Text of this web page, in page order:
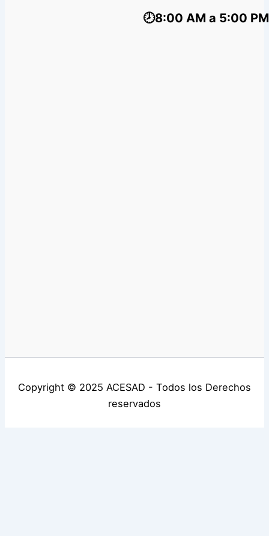
🕗8:00 AM a 5:00 PM
Copyright © 2025 ACESAD - Todos los Derechos
reservados